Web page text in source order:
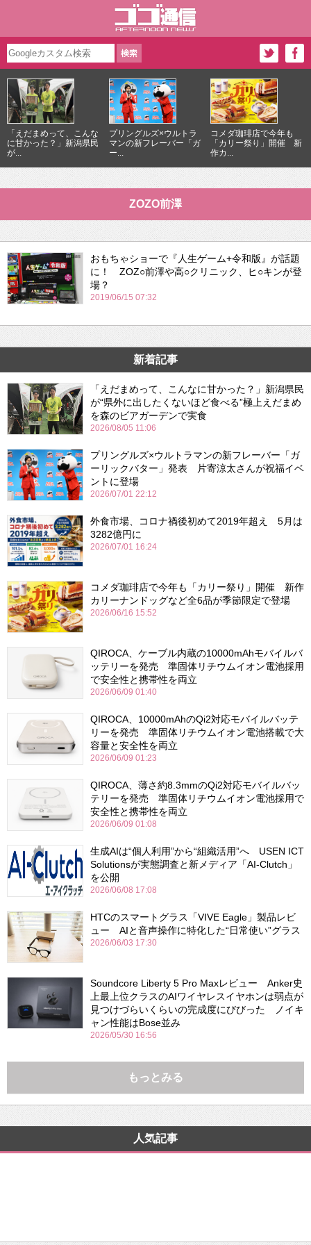
「えだまめって、こんな
に甘かった？」新潟県民
が...
プリングルズ×ウルトラ
マンの新フレーバー「ガ
ー...
コメダ珈琲店で今年も
「カリー祭り」開催 新
作カ...
ZOZO前澤
おもちゃショーで『人生ゲーム+令和版』が話題
に！ ZOZ○前澤や高○クリニック、ヒ○キンが登
場？
2019/06/15 07:32
新着記事
「えだまめって、こんなに甘かった？」新潟県民
が“県外に出したくないほど食べる”極上えだまめ
を森のビアガーデンで実食
2026/08/05 11:06
プリングルズ×ウルトラマンの新フレーバー「ガ
ーリックバター」発表 片寄涼太さんが祝福イベ
ントに登場
2026/07/01 22:12
外食市場、コロナ禍後初めて2019年超え 5月は
3282億円に
2026/07/01 16:24
コメダ珈琲店で今年も「カリー祭り」開催 新作
カリーナンドッグなど全6品が季節限定で登場
2026/06/16 15:52
QIROCA、ケーブル内蔵の10000mAhモバイルバ
ッテリーを発売 準固体リチウムイオン電池採用
で安全性と携帯性を両立
2026/06/09 01:40
QIROCA、10000mAhのQi2対応モバイルバッテ
リーを発売 準固体リチウムイオン電池搭載で大
容量と安全性を両立
2026/06/09 01:23
QIROCA、薄さ約8.3mmのQi2対応モバイルバッ
テリーを発売 準固体リチウムイオン電池採用で
安全性と携帯性を両立
2026/06/09 01:08
生成AIは“個人利用”から“組織活用”へ USEN ICT
Solutionsが実態調査と新メディア「AI-Clutch」
を公開
2026/06/08 17:08
HTCのスマートグラス「VIVE Eagle」製品レビ
ュー AIと音声操作に特化した“日常使い”グラス
2026/06/03 17:30
Soundcore Liberty 5 Pro Maxレビュー Anker史
上最上位クラスのAIワイヤレスイヤホンは弱点が
見つけづらいくらいの完成度にびびった ノイキ
ャン性能はBose並み
2026/05/30 16:56
もっとみる
人気記事